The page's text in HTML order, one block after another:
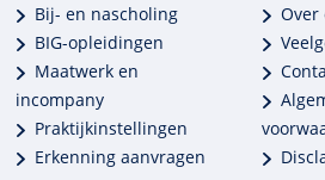
Bij- en nascholing
BIG-opleidingen
Maatwerk en
incompany
Praktijkinstellingen
Erkenning aanvragen
Over